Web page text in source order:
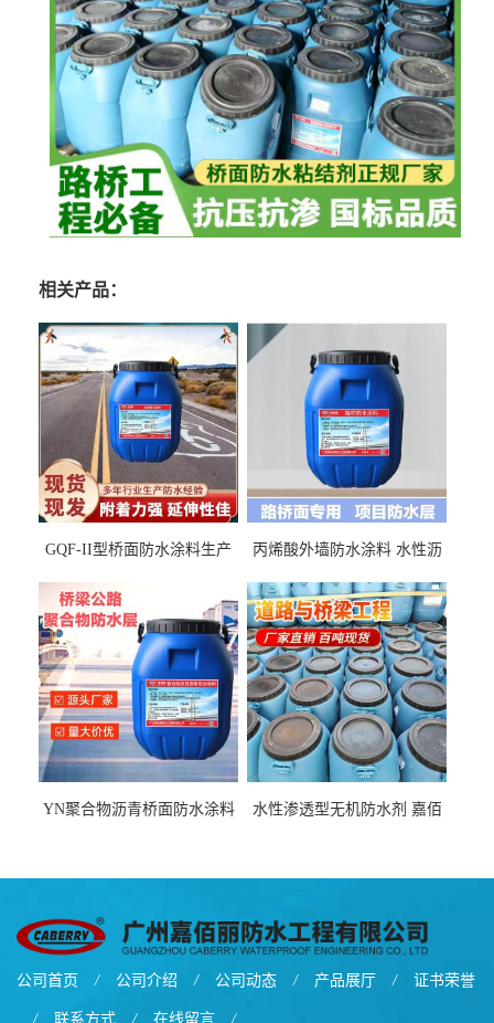
相关产品：
GQF-II型桥面防水涂料生产
丙烯酸外墙防水涂料 水性沥
厂家
YN聚合物沥青桥面防水涂料
水性渗透型无机防水剂 嘉佰
公司首页 / 公司介绍 / 公司动态 / 产品展厅 / 证书荣誉
/ 联系方式 / 在线留言 /